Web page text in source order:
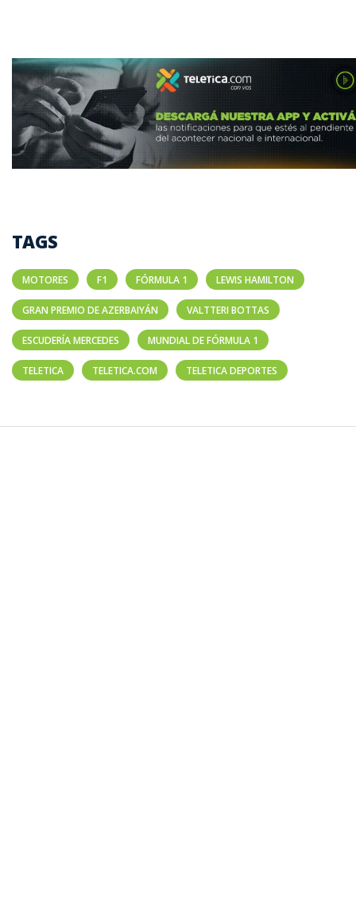
TAGS
MOTORES F1 FÓRMULA 1 LEWIS HAMILTON
GRAN PREMIO DE AZERBAIYÁN VALTTERI BOTTAS
ESCUDERÍA MERCEDES MUNDIAL DE FÓRMULA 1
TELETICA TELETICA.COM TELETICA DEPORTES